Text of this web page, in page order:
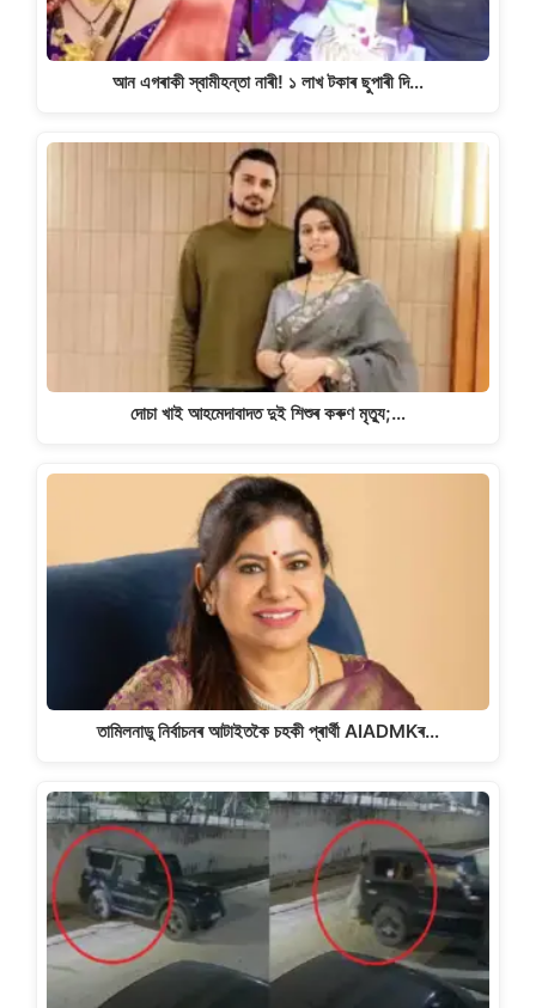
আন এগৰাকী স্বামীহন্তা নাৰী! ১ লাখ টকাৰ ছুপাৰী দি…
দোচা খাই আহমেদাবাদত দুই শিশুৰ কৰুণ মৃত্যু;…
তামিলনাডু নিৰ্বাচনৰ আটাইতকৈ চহকী প্ৰাৰ্থী AIADMKৰ…